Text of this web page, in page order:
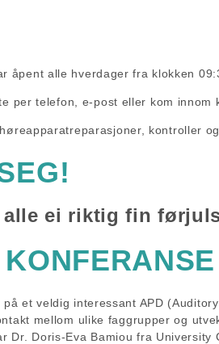
åpent alle hverdager fra klokken
per telefon, e-post eller kom innom
kontroller
ei riktig fin
et veldig interessant APD
mellom ulike faggrupper og
Dr. Doris-Eva Bamiou fra University